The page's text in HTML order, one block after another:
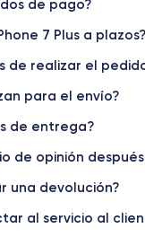
de pago?
7 Plus a plazos?
de realizar el
para el envío?
de entrega?
de opinión
una devolución?
al servicio al